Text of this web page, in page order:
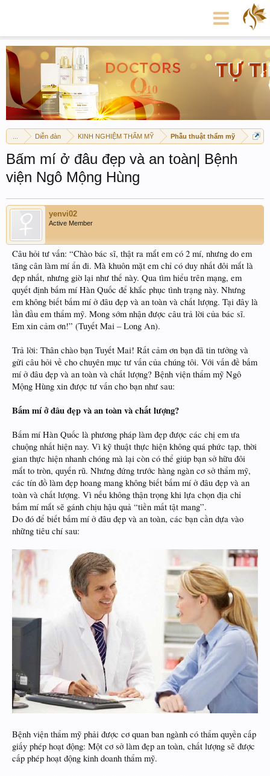
Diễn đàn KINH NGHIỆM THẨM MỸ Phẫu thuật thẩm mỹ
Bấm mí ở đâu đẹp và an toàn| Bệnh
viện Ngô Mộng Hùng
yenvi02
Active Member
Câu hỏi tư vấn: “Chào bác sĩ, thật ra mắt em có 2 mí, nhưng do em
tăng cân làm mí ẩn đi. Mà khuôn mặt em chỉ có duy nhất đôi mắt là
đẹp nhất, nhưng giờ lại như thế này. Qua tìm hiểu trên mạng, em
quyết định bấm mí Hàn Quốc để khắc phục tình trạng này. Nhưng
em không biết bấm mí ở đâu đẹp và an toàn và chất lượng. Tại đây là
lần đầu em thẩm mỹ. Mong sớm nhận được câu trả lời của bác sĩ.
Em xin cảm ơn!” (Tuyết Mai – Long An).
Trả lời: Thân chào bạn Tuyết Mai! Rất cảm ơn bạn đã tin tưởng và
gửi câu hỏi về cho chuyên mục tư vấn của chúng tôi. Với vấn đề bấm
mí ở đâu đẹp và an toàn và chất lượng? Bệnh viện thẩm mỹ Ngô
Mộng Hùng xin được tư vấn cho bạn như sau:
Bấm mí ở đâu đẹp và an toàn và chất lượng?
Bấm mí Hàn Quốc là phương pháp làm đẹp được các chị em ưa
chuộng nhất hiện nay. Vì kỹ thuật thực hiện không quá phức tạp, thời
gian thực hiện nhanh chóng mà lại còn có thể giúp bạn sở hữu đôi
mắt to tròn, quyến rũ. Nhưng đứng trước hàng ngàn cơ sở thẩm mỹ,
các tín đồ làm đẹp hoang mang không biết bấm mí ở đâu đẹp và an
toàn và chất lượng. Vì nếu không thận trọng khi lựa chọn địa chỉ
bấm mí mắt sẽ gánh chịu hậu quả “tiền mất tật mang”.
Do đó để biết bấm mí ở đâu đẹp và an toàn, các bạn cần dựa vào
những tiêu chí sau:
Bệnh viện thẩm mỹ phải được cơ quan ban ngành có thẩm quyền cấp
giấy phép hoạt động: Một cơ sở làm đẹp an toàn, chất lượng sẽ được
cấp phép hoạt động kinh doanh thẩm mỹ.